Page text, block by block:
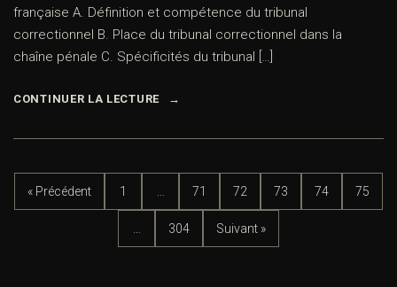
française A. Définition et compétence du tribunal
correctionnel B. Place du tribunal correctionnel dans la
chaîne pénale C. Spécificités du tribunal […]
CONTINUER LA LECTURE
« Précédent 1 71 72 73 74 75
304 Suivant »